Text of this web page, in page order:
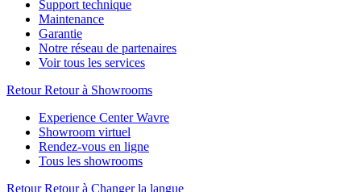
Support technique
Maintenance
Garantie
Notre réseau de partenaires
Voir tous les services
Retour Retour à Showrooms
Experience Center Wavre
Showroom virtuel
Rendez-vous en ligne
Tous les showrooms
Retour Retour à Changer la langue